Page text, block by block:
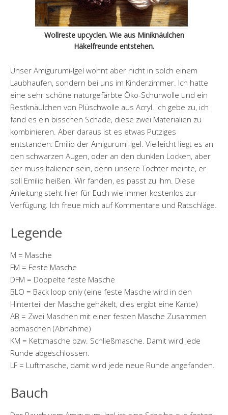
Wollreste upcyclen. Wie aus Miniknäulchen
Häkelfreunde entstehen.
Unser Amigurumi-Igel wohnt aber nicht in solch einem
Laubhaufen, sondern bei uns im Kinderzimmer. Ich hatte
eine sehr schöne naturgefärbte Öko-Schurwolle und ein
Restknäulchen von Plüschwolle aus Acryl. Ich gebe zu, ich
fand es ein bisschen Schade, diese zwei Materialien zu
kombinieren. Aber daraus ist es etwas Putziges
entstanden: Emilio der Amigurumi-Igel. Vielleicht liegt es an
den schwarzen Augen, oder an den dunklen Locken, aber
der muss Italiener sein, denn unsere Tochter meinte, er
soll Emilio heißen. Wir fanden, es passt zu ihm. Diese
Anleitung steht hier für Euch wie immer kostenlos zur
Verfügung. Ich freue mich auf Kommentare und Ratschläge.
Legende
M = Masche
FM = Feste Masche
DFM = Doppelte feste Masche
BLO = Back loop only (eine feste Masche wird in den
Hinterteil der Masche gehäkelt, dies ergibt eine Kante)
AB = Zwei Maschen mit einer festen Masche Zusammen
abmaschen (Abnahme)
KM = Kettmasche bzw. Schließmasche. Damit wird jede
Runde abgeschlossen.
LF = Luftmasche, damit wird jede neue Runde angefanden.
Bauch